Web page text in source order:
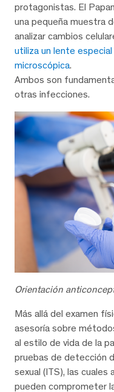
protagonistas. El
una pequeña muestra
analizar cambios
utiliza un lente
microscópica.
Ambos son
otras infecciones.
Orientación
Más allá del examen
asesoría sobre
al estilo de vida de la
pruebas de detección
sexual (ITS), las
pueden comprometer